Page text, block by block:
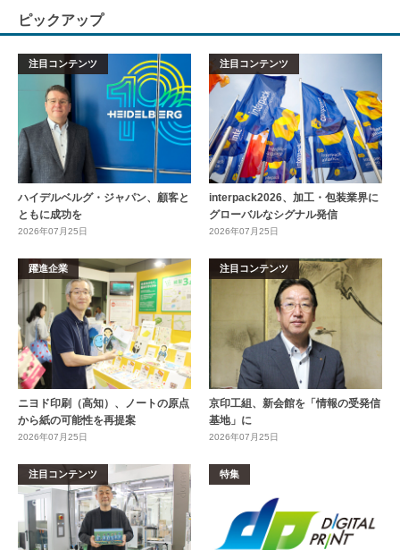
ピックアップ
注目コンテンツ
ハイデルベルグ・ジャパン、顧客と
ともに成功を
2026年07月25日
注目コンテンツ
interpack2026、加工・包装業界に
グローバルなシグナル発信
2026年07月25日
躍進企業
ニヨド印刷（高知）、ノートの原点
から紙の可能性を再提案
2026年07月25日
注目コンテンツ
京印工組、新会館を「情報の受発信
基地」に
2026年07月25日
注目コンテンツ 特集